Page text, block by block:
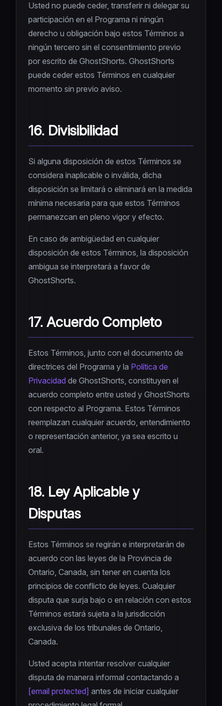
Usted no puede ceder, transferir ni delegar su
participación en el Programa ni ningún
derecho u obligación bajo estos Términos a
ningún tercero sin el consentimiento previo
por escrito de GhostShorts. GhostShorts
puede ceder estos Términos en cualquier
momento sin previo aviso.
16. Divisibilidad
Si alguna disposición de estos Términos se
considera inaplicable o inválida, dicha
disposición se limitará o eliminará en la medida
mínima necesaria para que estos Términos
permanezcan en pleno vigor y efecto.
En caso de ambigüedad en cualquier
disposición de estos Términos, la disposición
ambigua se interpretará a favor de
GhostShorts.
17. Acuerdo Completo
Estos Términos, junto con el documento de
directrices del Programa y la Política de
Privacidad de GhostShorts, constituyen el
acuerdo completo entre usted y GhostShorts
con respecto al Programa. Estos Términos
reemplazan cualquier acuerdo, entendimiento
o representación anterior, ya sea escrito u
oral.
18. Ley Aplicable y
Disputas
Estos Términos se regirán e interpretarán de
acuerdo con las leyes de la Provincia de
Ontario, Canada, sin tener en cuenta los
principios de conflicto de leyes. Cualquier
disputa que surja bajo o en relación con estos
Términos estará sujeta a la jurisdicción
exclusiva de los tribunales de Ontario,
Canada.
Usted acepta intentar resolver cualquier
disputa de manera informal contactando a
[email protected] antes de iniciar cualquier